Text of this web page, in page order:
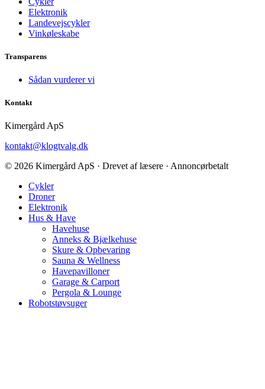
Elektronik
Landevejscykler
Vinkøleskabe
Transparens
Sådan vurderer vi
Kontakt
Kimergård ApS
kontakt@klogtvalg.dk
© 2026 Kimergård ApS · Drevet af læsere · Annoncørbetalt
Cykler
Droner
Elektronik
Hus & Have
Havehuse
Anneks & Bjælkehuse
Skure & Opbevaring
Sauna & Wellness
Havepavilloner
Garage & Carport
Pergola & Lounge
Robotstøvsuger